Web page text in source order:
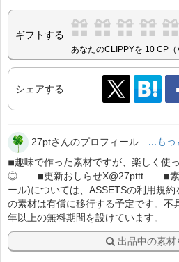
ギフトする
あなたのCLIPPYを 10 CP
シェアする
27ptさんのプロフィール
...もっ
◾︎趣味で作った素材ですが、楽しく使
◎ ◾︎更新おしらせX@27pttt ◾︎素
ール)については、ASSETSの利用規
の素材は有償に移行する予定です。不
年以上の無料期間を設けています。
出品中の素材